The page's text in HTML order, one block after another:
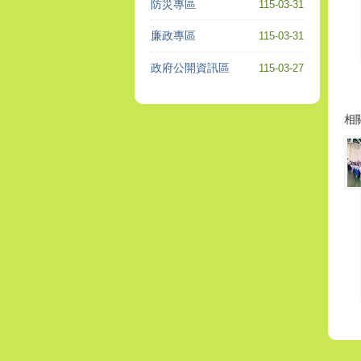
115-03-31
防災專區
115-03-31
廉政專區
115-03-27
政府公開資訊區
相